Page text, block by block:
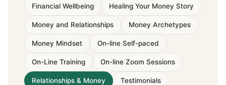
Financial Wellbeing Healing Your Money Story
Money and Relationships Money Archetypes
Money Mindset On-line Self-paced
On-Line Training On-line Zoom Sessions
Relationships & Money Testimonials